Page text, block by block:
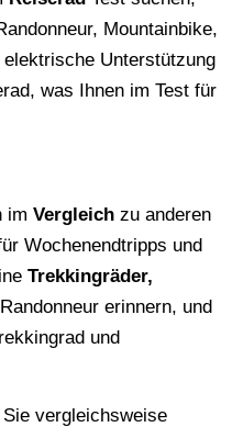
Mountainbike,
elektrische Unterstützung
was Ihnen im Test für
im Vergleich zu anderen
Wochenendtripps und
Trekkingräder,
erinnern, und
und
vergleichsweise